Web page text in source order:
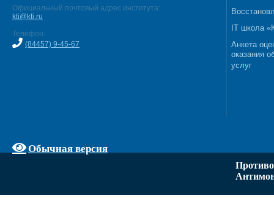
Официальный почтовый адрес института:
kti@kti.ru
Телефон:
(84457) 9-45-67
Обычная версия
IT школа
Анкета
оказания
услуг